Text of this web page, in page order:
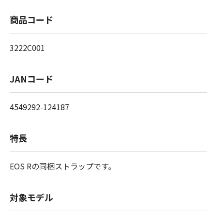
商品コード
3222C001
JANコード
4549292-124187
特長
EOS Rの同梱ストラップです。
対象モデル